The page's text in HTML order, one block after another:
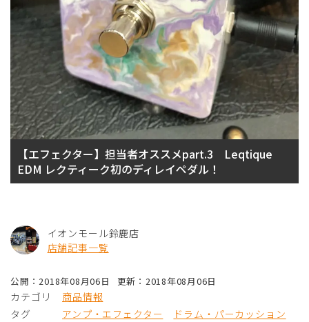
【エフェクター】担当者オススメpart.3 Leqtique
EDM レクティーク初のディレイペダル！
イオンモール鈴鹿店
店舗記事一覧
公開：2018年08月06日 更新：2018年08月06日
カテゴリ
商品情報
タグ
アンプ・エフェクター ドラム・パーカッション